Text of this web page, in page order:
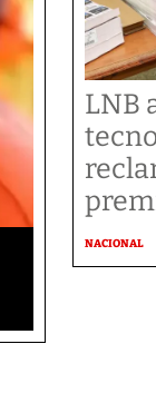
LNB
NACIONAL